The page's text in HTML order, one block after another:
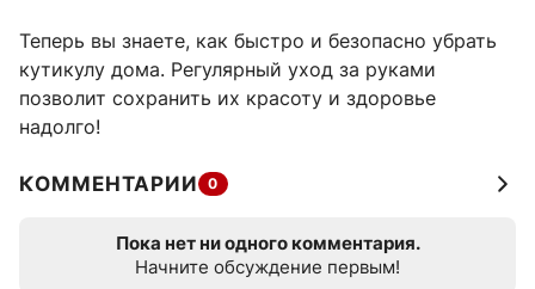
Теперь вы знаете, как быстро и безопасно убрать
кутикулу дома. Регулярный уход за руками
позволит сохранить их красоту и здоровье
надолго!
КОММЕНТАРИИ 0
Пока нет ни одного комментария.
Начните обсуждение первым!